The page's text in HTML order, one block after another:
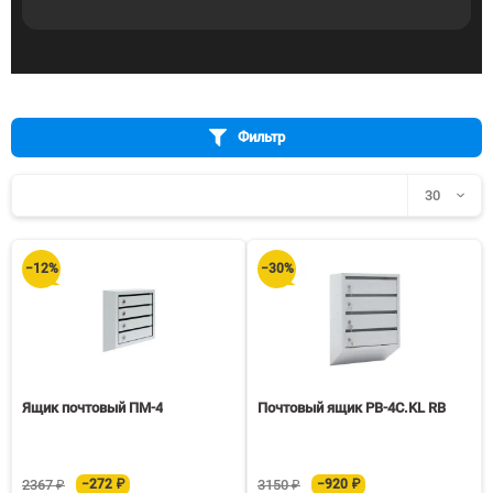
Фильтр
30
−12%
Ящик почтовый ПМ-4
2367 ₽ −272 ₽
−30%
Почтовый ящик PB-4C.KL RB
3150 ₽ −920 ₽